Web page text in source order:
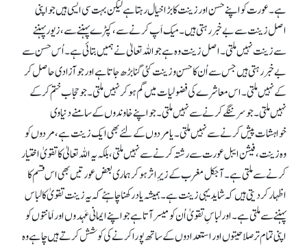
ہے۔ عورت کو اپنے حسن اور زینت کا بڑا خیال رہتا ہے لیکن بہت سی ایسی ہیں جو اپنی
اصل زینت سے بے خبر رہتی ہیں۔ میک اَپ کرنے سے، کپڑے پہننے سے، زیور پہننے
سے زینت نہیں ملتی۔ اصل زینت وہ ہے جو اللہ تعالیٰ نے ہمیں بتائی ہے۔ اُس حسن سے
بے خبر رہتی ہیں جس سے اُن کا حسن و زینت کئی گنا بڑھ جاتا ہے اور جو آزادی حاصل کر
کے نہیں ملتی۔ اس معاشرے کی فضولیات میں گم ہو کر نہیں ملتی۔ جو حجاب ختم کر کے
نہیں ملتی۔ جو سر ننگے کرنے سے نہیں ملتی۔ جو اپنے خاوندوں کے سامنے دنیاوی
خواہشات پیش کرنے سے نہیں ملتی۔ یا مردوں کے لئے بھی ایک زینت ہے، مردوں کو
وہ زینت، فیشن ایبل عورت سے رشتہ کرنے سے نہیں ملتی، بلکہ یہ اللہ تعالیٰ کا تقویٰ اختیار
کرنے سے ملتی ہے۔ آجکل مغرب کے زیرِ اثر ہو کر ہماری بعض عورتیں بھی اس قسم کا
اظہار کر دیتی ہیں کہ شاید یہی زینت ہے۔ ہمیشہ یاد رکھنا چاہئے کہ یہ زینت تقویٰ کا لباس
پہننے سے ملتی ہے۔ اور لباسِ تقویٰ اُن کو میسر آتاہے جو اپنے ایمانی عَہدوں اور اَمانتوں کو
اپنی تمام تر صلاحیتوں اور استعدادوں کے ساتھ پورا کرنے کی کوشش کرتے ہیں چاہے وہ